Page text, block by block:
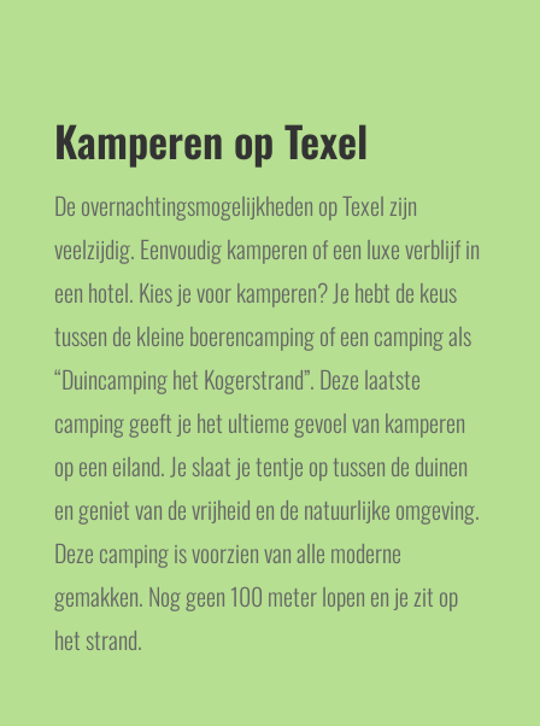
Kamperen op Texel
De overnachtingsmogelijkheden op Texel zijn
veelzijdig. Eenvoudig kamperen of een luxe verblijf in
een hotel. Kies je voor kamperen? Je hebt de keus
tussen de kleine boerencamping of een camping als
“Duincamping het Kogerstrand”. Deze laatste
camping geeft je het ultieme gevoel van kamperen
op een eiland. Je slaat je tentje op tussen de duinen
en geniet van de vrijheid en de natuurlijke omgeving.
Deze camping is voorzien van alle moderne
gemakken. Nog geen 100 meter lopen en je zit op
het strand.